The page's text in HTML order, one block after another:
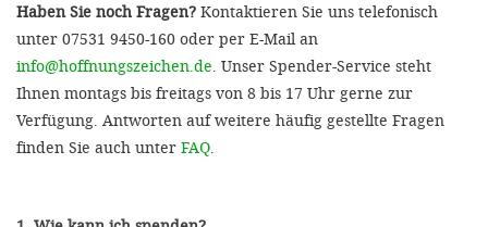
Haben Sie noch Fragen? Kontaktieren Sie uns telefonisch
unter 07531 9450-160 oder per E-Mail an
info@hoffnungszeichen.de. Unser Spender-Service steht
Ihnen montags bis freitags von 8 bis 17 Uhr gerne zur
Verfügung. Antworten auf weitere häufig gestellte Fragen
finden Sie auch unter FAQ.